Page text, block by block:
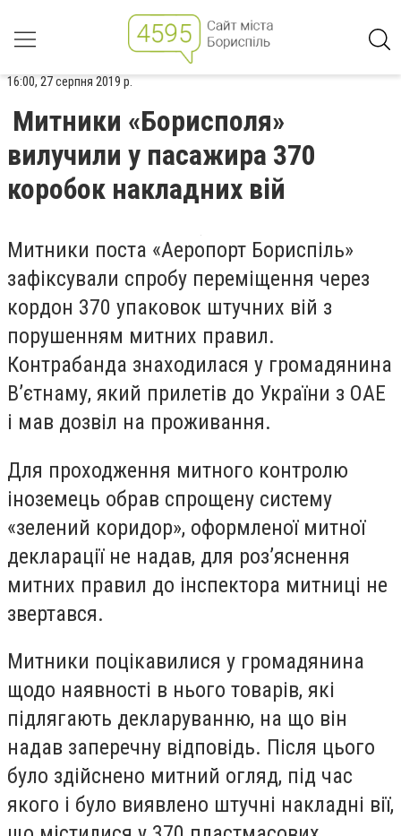
16:00, 27 серпня 2019 р.
Митники «Борисполя»
вилучили у пасажира 370
коробок накладних вій
Митники поста «Аеропорт Бориспіль»
зафіксували спробу переміщення через
кордон 370 упаковок штучних вій з
порушенням митних правил.
Контрабанда знаходилася у громадянина
В’єтнаму, який прилетів до України з ОАЕ
і мав дозвіл на проживання.
Для проходження митного контролю
іноземець обрав спрощену систему
«зелений коридор», оформленої митної
декларації не надав, для роз’яснення
митних правил до інспектора митниці не
звертався.
Митники поцікавилися у громадянина
щодо наявності в нього товарів, які
підлягають декларуванню, на що він
надав заперечну відповідь. Після цього
було здійснено митний огляд, під час
якого і було виявлено штучні накладні вії,